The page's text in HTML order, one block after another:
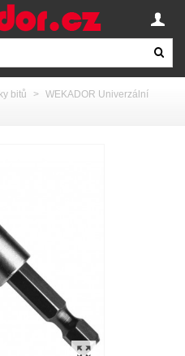
bitů > WEKADOR Univerzální